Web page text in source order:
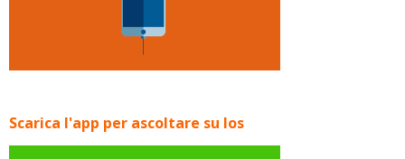
Scarica l'app per ascoltare su Ios